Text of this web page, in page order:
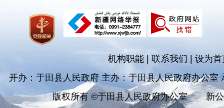
机构职能 联系我们|设为首
开办：于田县人民政府 主办：于田县人民政府办公室
版权所有 ©于田县人民政府办公室
新